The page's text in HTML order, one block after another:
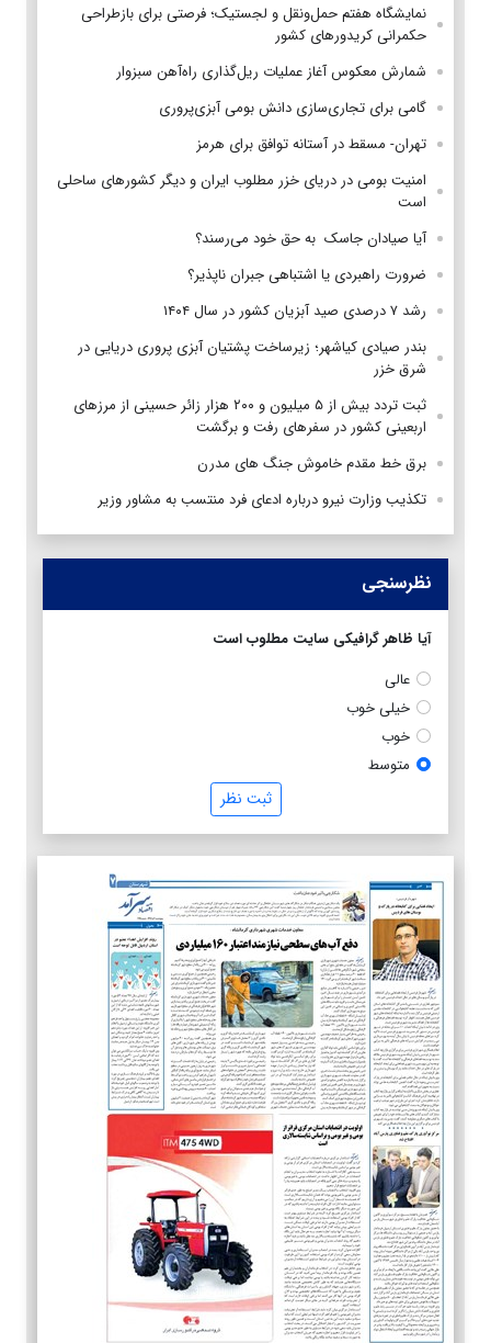
نمایشگاه هفتم حمل‌ونقل و لجستیک؛ فرصتی برای بازطراحی
حکمرانی کریدورهای کشور
شمارش معکوس آغاز عملیات ریل‌گذاری راه‌آهن سبزوار
گامی برای تجاری‌سازی دانش بومی آبزی‌پروری
تهران- مسقط در آستانه توافق برای هرمز
امنیت بومی در دریای خزر مطلوب ایران و دیگر کشورهای ساحلی
است
آیا صیادان جاسک به حق خود می‌رسند؟
ضرورت راهبردی یا اشتباهی جبران ناپذیر؟
رشد ۷ درصدی صید آبزیان کشور در سال ۱۴۰۴
بندر صیادی کیاشهر؛ زیرساخت پشتیان آبزی پروری دریایی در
شرق خزر
ثبت تردد بیش از ۵ میلیون و ۲۰۰ هزار زائر حسینی از مرزهای
اربعینی کشور در سفرهای رفت و برگشت
برق خط مقدم خاموش جنگ های مدرن
تکذیب وزارت نیرو درباره ادعای فرد منتسب به مشاور وزیر
نظرسنجی
آیا ظاهر گرافیکی سایت مطلوب است
عالی
خیلی خوب
خوب
متوسط
ثبت نظر